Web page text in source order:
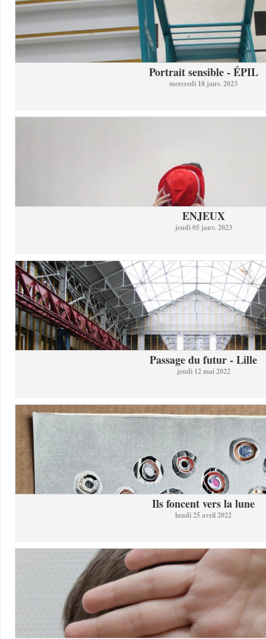
Portrait sensible - ÉPIL
mercredi 18 janv. 2023
ENJEUX
jeudi 05 janv. 2023
Passage du futur - Lille
jeudi 12 mai 2022
Ils foncent vers la lune
lundi 25 avril 2022